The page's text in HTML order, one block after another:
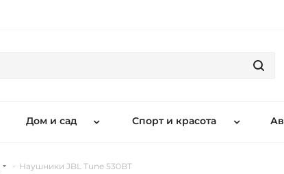
Дом и сад Спорт и красота
- Наушники JBL Tune 530BT